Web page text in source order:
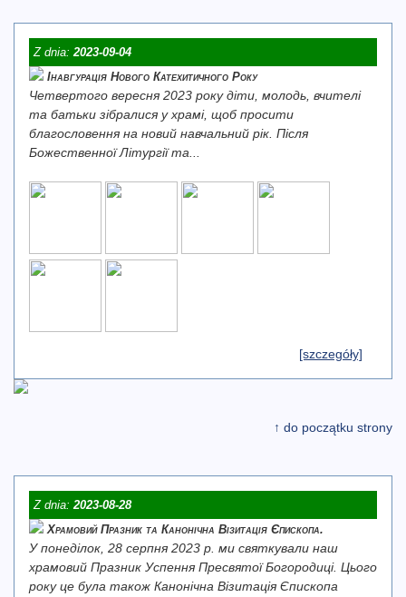
Z dnia:2023-09-04
Інавгурація Нового Катехитичного Року
Четвертого вересня 2023 року діти, молодь, вчителі
та батьки зібралися у храмі, щоб просити
благословення на новий навчальний рік. Після
Божественної Літургії та...
[szczegóły]
↑ do początku strony
Z dnia:2023-08-28
Храмовий Празник та Канонічна Візитація Єпископа.
У понеділок, 28 серпня 2023 р. ми святкували наш
храмовий Празник Успення Пресвятої Богородиці. Цього
року це була також Канонічна Візитація Єпископа